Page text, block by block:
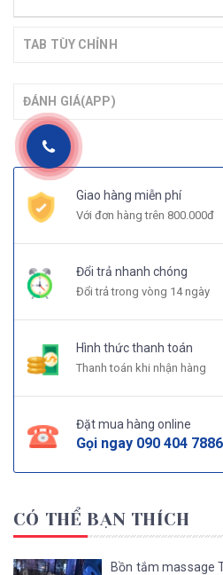
TAB TÙY CHỈNH
ĐÁNH GIÁ(APP)
Giao hàng miễn phí
Với đơn hàng trên 800.000đ
Đổi trả nhanh chóng
Đổi trả trong vòng 14 ngày
Hình thức thanh toán
Thanh toán khi nhận hàng
Đặt mua hàng online
Gọi ngay 090 404 7886
CÓ THỂ BẠN THÍCH
Bồn tắm massage